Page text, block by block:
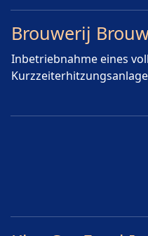
Brouwerij
Inbetriebnahme eines
Kurzzeiterhitzungsanlage